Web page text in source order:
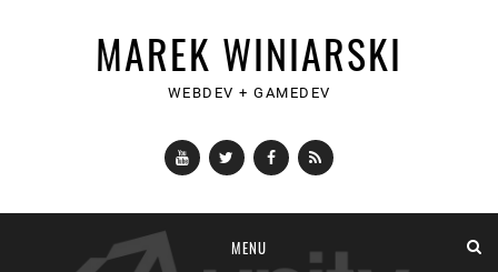
MAREK WINIARSKI
WEBDEV + GAMEDEV
YouTubeTwitterFacebook
RSS
MENU